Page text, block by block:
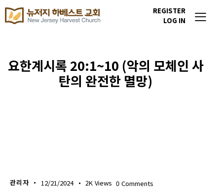
REGISTER
LOG IN
요한계시록 20:1~10 (악의 모체인 사
탄의 완전한 멸망)
관리자 12/21/2024 2K Views 0 Comments